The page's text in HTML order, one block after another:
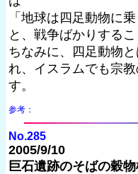
「地球は四足動物に
と、戦争ばかりする
ちなみに、四足動物
れ、イスラムでも宗
す。
参考：
No.285
2005/9/10
巨石遺跡のそばの穀